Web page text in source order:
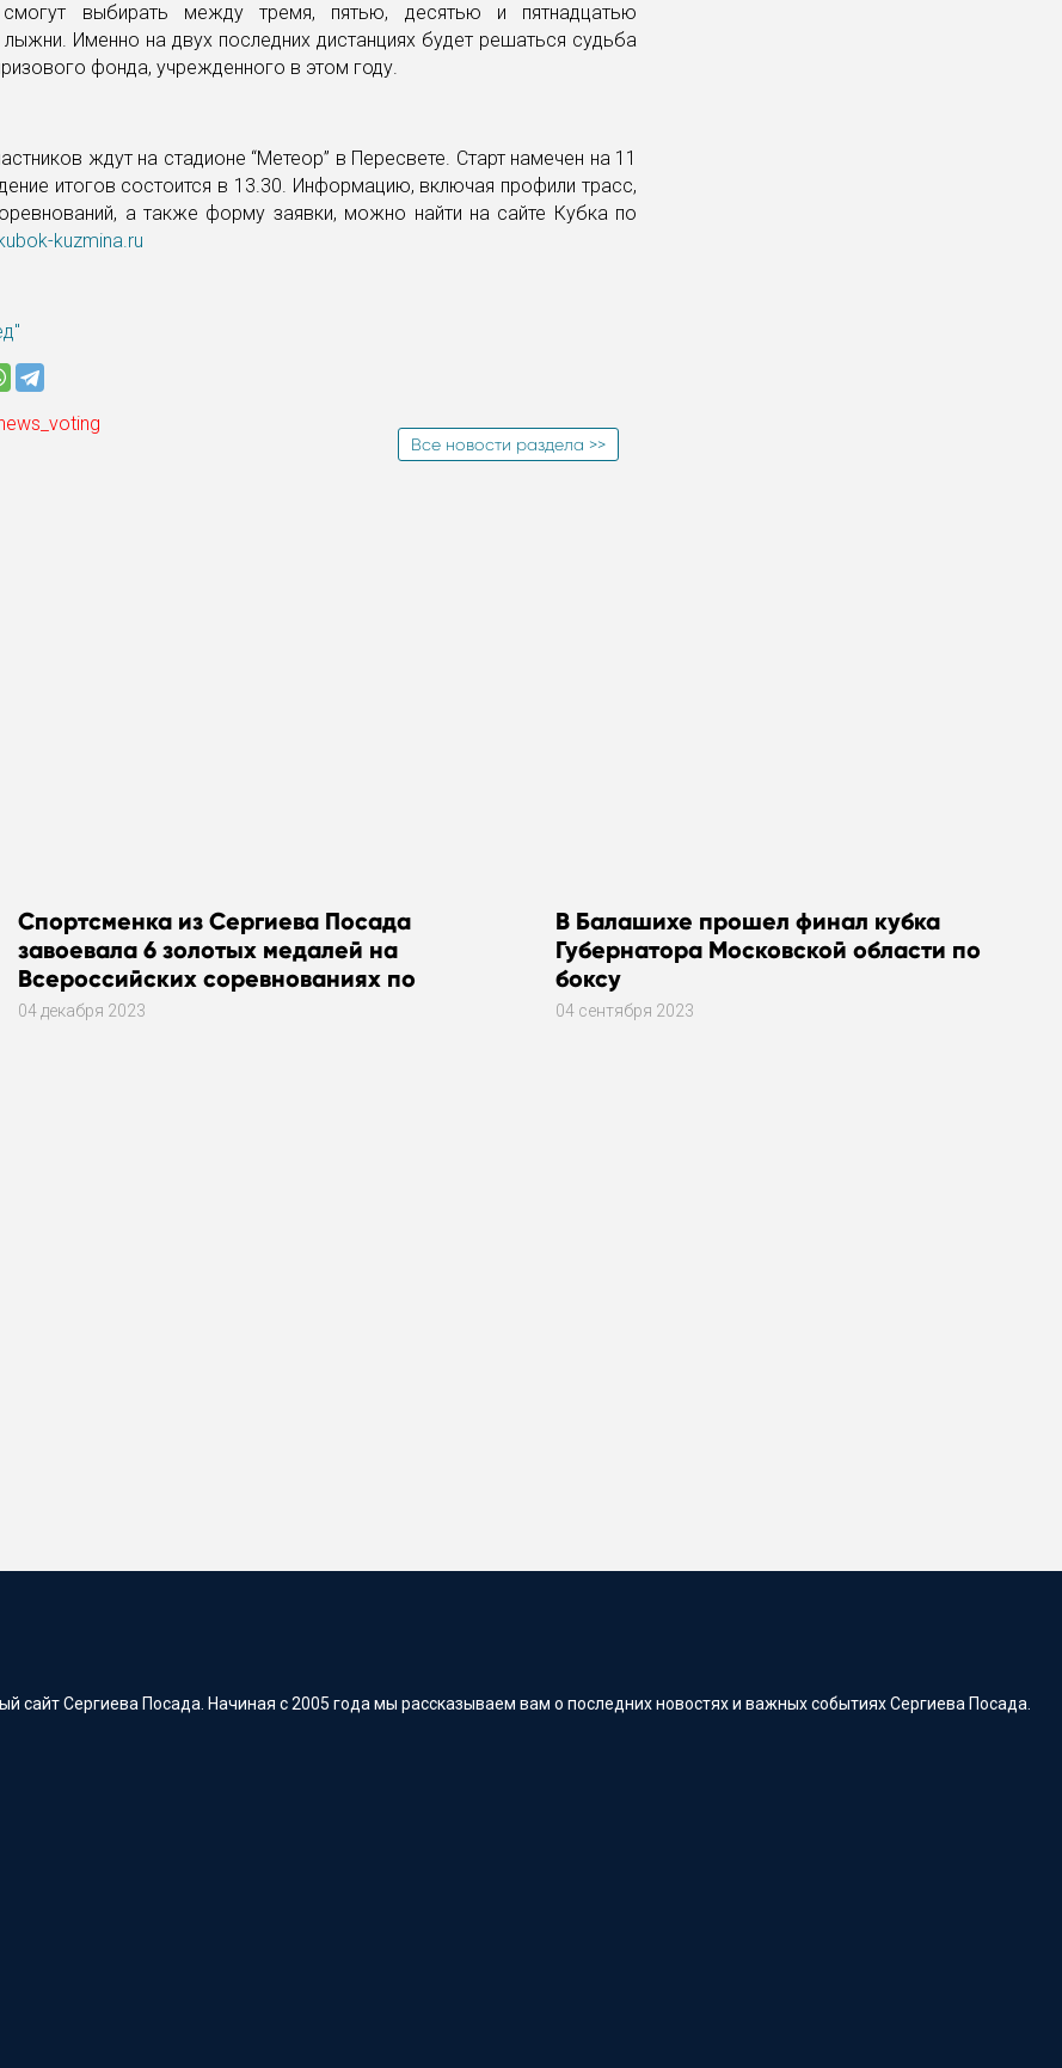
смогут выбирать между тремя, пятью, десятью и пятнадцатью
Именно на двух последних дистанциях будет решаться судьба
фонда, учрежденного в этом году.
ждут на стадионе “Метеор” в Пересвете. Старт намечен на 11
итогов состоится в 13.30. Информацию, включая профили трасс,
а также форму заявки, можно найти на сайте Кубка по
kuzmina.ru
Все новости раздела >>
Спортсменка из Сергиева Посада
завоевала 6 золотых медалей на
Всероссийских соревнованиях по
плаванию
04 декабря 2023
В Балашихе прошел финал кубка
Губернатора Московской области по
боксу
04 сентября 2023
сайт Сергиева Посада. Начиная с 2005 года мы рассказываем вам о последних новостях и важных событиях Сергиева Посада.